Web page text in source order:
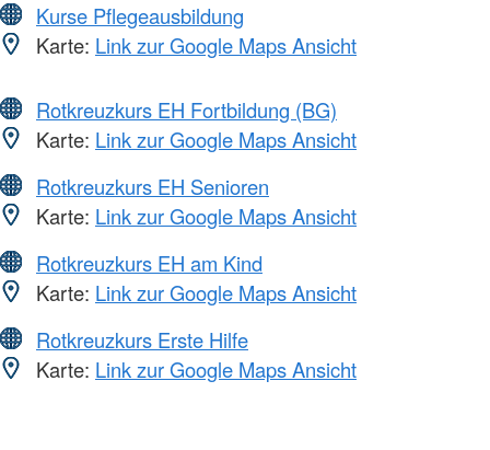
Kurse Pflegeausbildung
Karte: Link zur Google Maps Ansicht
Rotkreuzkurs EH Fortbildung (BG)
Karte: Link zur Google Maps Ansicht
Rotkreuzkurs EH Senioren
Karte: Link zur Google Maps Ansicht
Rotkreuzkurs EH am Kind
Karte: Link zur Google Maps Ansicht
Rotkreuzkurs Erste Hilfe
Karte: Link zur Google Maps Ansicht